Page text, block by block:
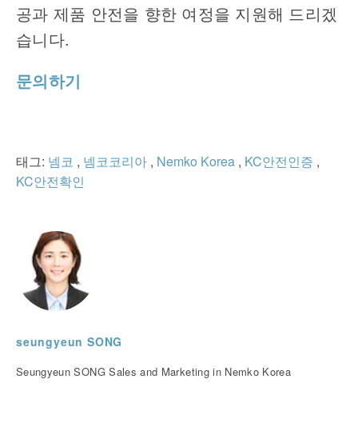
공과 제품 안전을 향한 여정을 지원해 드리겠
습니다.
문의하기
태그: 넴코 , 넴코코리아 , Nemko Korea , KC안전인증 ,
KC안전확인
seungyeun SONG
Seungyeun SONG Sales and Marketing in Nemko Korea